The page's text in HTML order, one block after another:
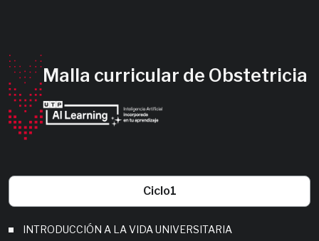
Malla curricular de Obstetricia
Ciclo1
INTRODUCCIÓN A LA VIDA UNIVERSITARIA